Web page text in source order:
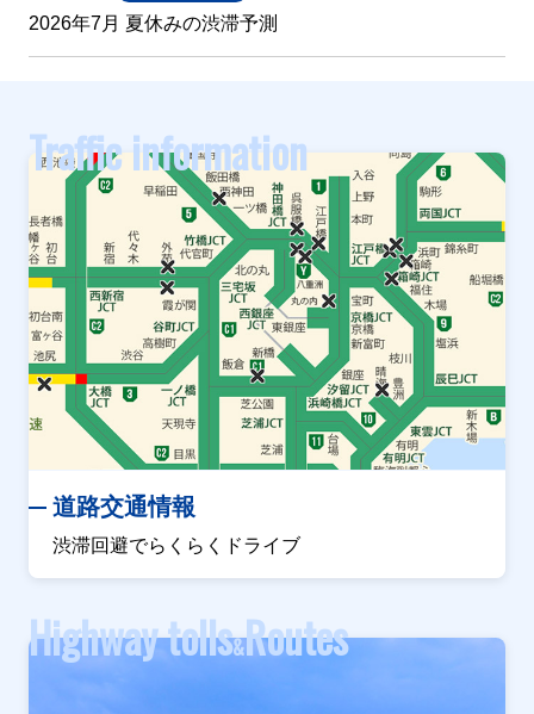
2026年7月 夏休みの渋滞予測
Traffic information
道路交通情報
渋滞回避でらくらくドライブ
Highway tolls&Routes